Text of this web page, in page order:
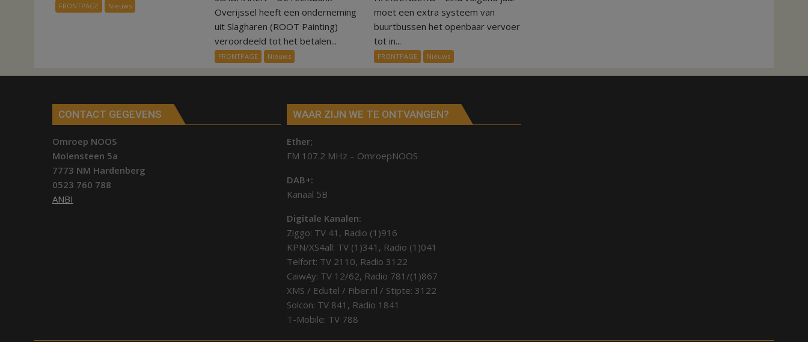
aardappeloogst
FRONTPAGE Nieuws
75.000
euro
voor
ex-
werknemers
Overijssel heeft een onderneming
uit Slagharen (ROOT Painting)
veroordeeld tot het betalen...
FRONTPAGE Nieuws
ov-
systeem
alle
kernen
Hardenberg
moet een extra systeem van
buurtbussen het openbaar vervoer
tot in...
FRONTPAGE Nieuws
CONTACT GEGEVENS
Omroep NOOS
Molensteen 5a
7773 NM Hardenberg
0523 760 788
ANBI
WAAR ZIJN WE TE ONTVANGEN?
Ether;
FM 107.2 MHz – OmroepNOOS
DAB+:
Kanaal 5B
Digitale Kanalen:
Ziggo: TV 41, Radio (1)916
KPN/XS4all: TV (1)341, Radio (1)041
Telfort: TV 2110, Radio 3122
CaiwAy: TV 12/62, Radio 781/(1)867
XMS / Edutel / Fiber.nl / Stipte: 3122
Solcon: TV 841, Radio 1841
T-Mobile: TV 788